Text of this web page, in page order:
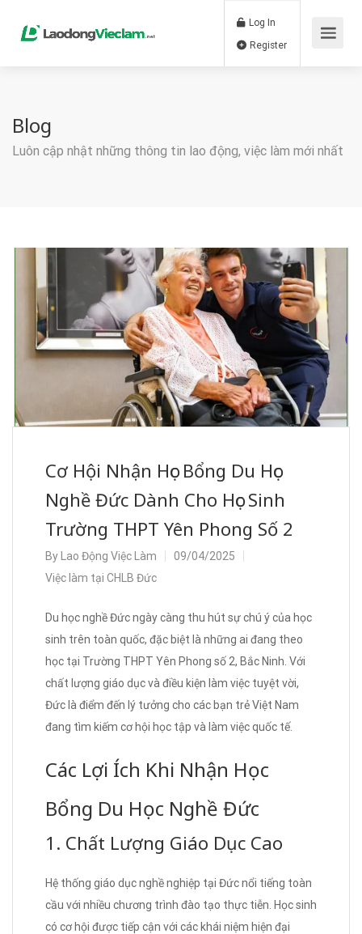
Log In
Blog
Luôn cập nhật những thông tin lao động, việc làm mới nhất
Cơ Hội Nhận Học Bổng Du Học
Nghề Đức Dành Cho Học Sinh
Trường THPT Yên Phong Số 2
By Lao Động Việc Làm
09/04/2025
Việc làm tại CHLB Đức
Du học nghề Đức ngày càng thu hút sự chú ý của học
sinh trên toàn quốc, đặc biệt là những ai đang theo
học tại Trường THPT Yên Phong số 2, Bắc Ninh. Với
chất lượng giáo dục và điều kiện làm việc tuyệt vời,
Đức là điểm đến lý tưởng cho các bạn trẻ Việt Nam
đang tìm kiếm cơ hội học tập và làm việc quốc tế.
Các Lợi Ích Khi Nhận Học
Bổng Du Học Nghề Đức
1. Chất Lượng Giáo Dục Cao
Hệ thống giáo dục nghề nghiệp tại Đức nổi tiếng toàn
cầu với nhiều chương trình đào tạo thực tiễn. Học sinh
có cơ hội được tiếp cận với các khái niệm hiện đại